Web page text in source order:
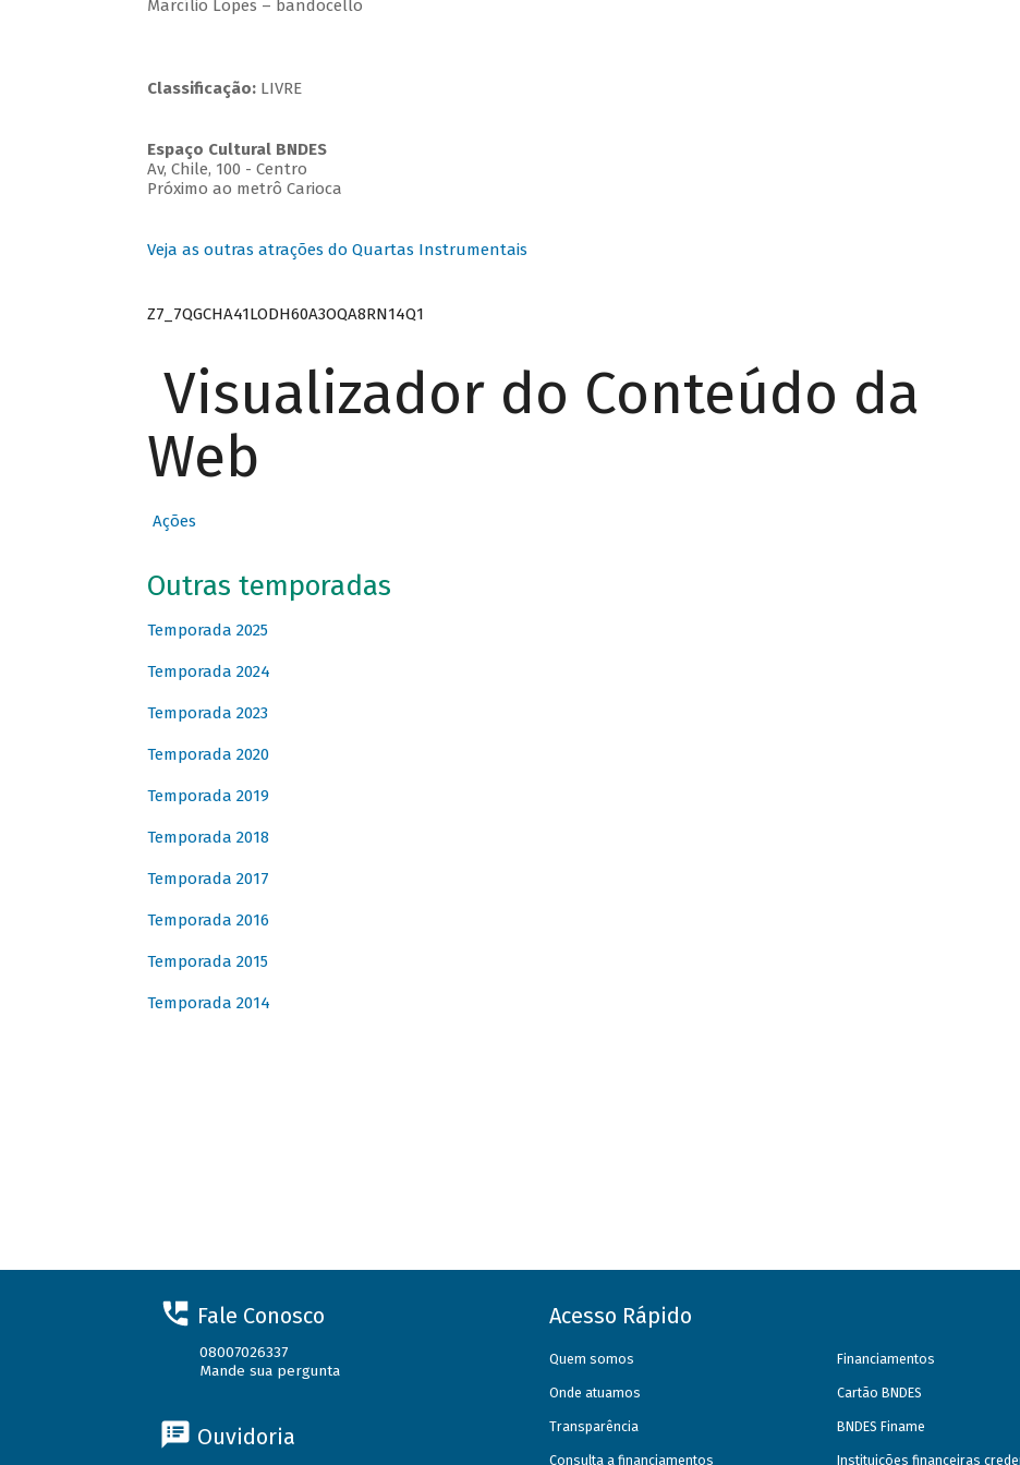
Marcílio Lopes – bandocello
Classificação: LIVRE
Espaço Cultural BNDES
Av, Chile, 100 - Centro
Próximo ao metrô Carioca
Veja as outras atrações do Quartas Instrumentais
Z7_7QGCHA41LODH60A3OQA8RN14Q1
Visualizador do Conteúdo da
Web
Ações
Outras temporadas
Temporada 2025
Temporada 2024
Temporada 2023
Temporada 2020
Temporada 2019
Temporada 2018
Temporada 2017
Temporada 2016
Temporada 2015
Temporada 2014
Fale Conosco
08007026337
Mande sua pergunta
Ouvidoria
Acesso Rápido
Quem somos
Onde atuamos
Transparência
Consulta a financiamentos
Financiamentos
Cartão BNDES
BNDES Finame
Instituições financeiras